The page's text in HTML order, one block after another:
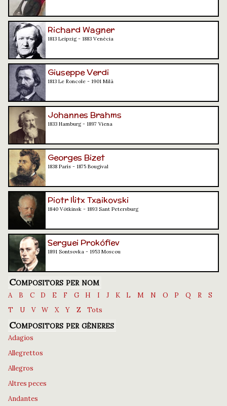
Richard Wagner
1813 Leipzig - 1883 Venècia
Giuseppe Verdi
1813 Le Roncole - 1901 Milà
Johannes Brahms
1833 Hamburg - 1897 Viena
Georges Bizet
1838 París - 1875 Bougival
Piotr Ilitx Txaikovski
1840 Vótkinsk - 1893 Sant Petersburg
Serguei Prokófiev
1891 Sontsovka - 1953 Moscou
Compositors per nom
A B C D E F G H I J K L M N O P Q R
S
T
U V W X Y Z Tots
Compositors per gèneres
Adagios
Allegrettos
Allegros
Altres peces
Andantes